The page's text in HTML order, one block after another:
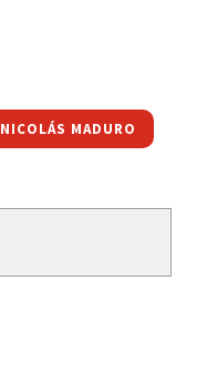
NICOLÁS MADURO